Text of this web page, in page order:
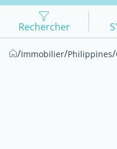
Rechercher
/Immobilier/Philippines/